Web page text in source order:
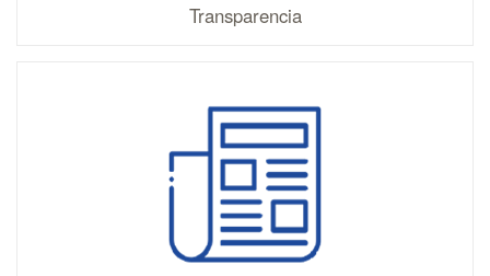
Transparencia